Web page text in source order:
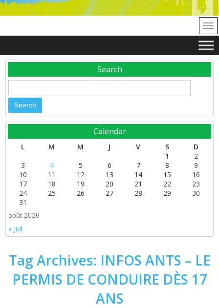
Search
Calendar
août 2026
L M M J V S
D
1
2
3
4 5 6 7 8
9
10
11 12 13 14 15
16
17
18 19 20 21 22
23
24
25 26 27 28 29
30
31
« Juil
Tag Archives: INFOS ANTS – LE
PERMIS DE CONDUIRE DÈS 17
ANS